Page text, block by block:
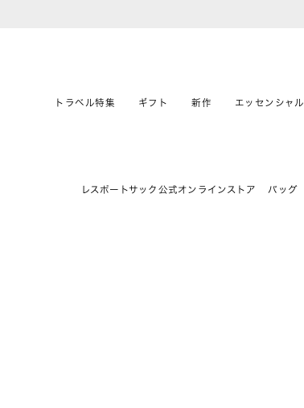
トラベル特集 ギフト 新作 エッセンシャ
レスポートサック公式オンラインストア バッグ